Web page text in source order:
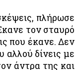
πλήρωσε
τον σταυρό
που έκανε. Δεν
δίνεις με
άντρα της και